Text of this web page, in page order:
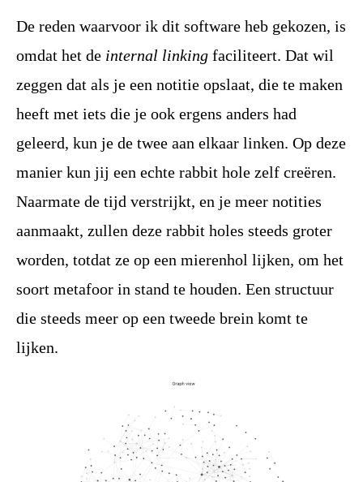
De reden waarvoor ik dit software heb gekozen, is
omdat het de internal linking faciliteert. Dat wil
zeggen dat als je een notitie opslaat, die te maken
heeft met iets die je ook ergens anders had
geleerd, kun je de twee aan elkaar linken. Op deze
manier kun jij een echte rabbit hole zelf creëren.
Naarmate de tijd verstrijkt, en je meer notities
aanmaakt, zullen deze rabbit holes steeds groter
worden, totdat ze op een mierenhol lijken, om het
soort metafoor in stand te houden. Een structuur
die steeds meer op een tweede brein komt te
lijken.